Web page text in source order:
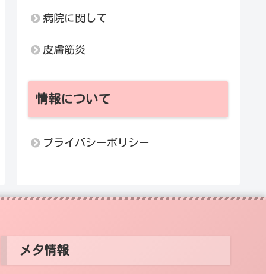
病院に関して
皮膚筋炎
情報について
プライバシーポリシー
メタ情報